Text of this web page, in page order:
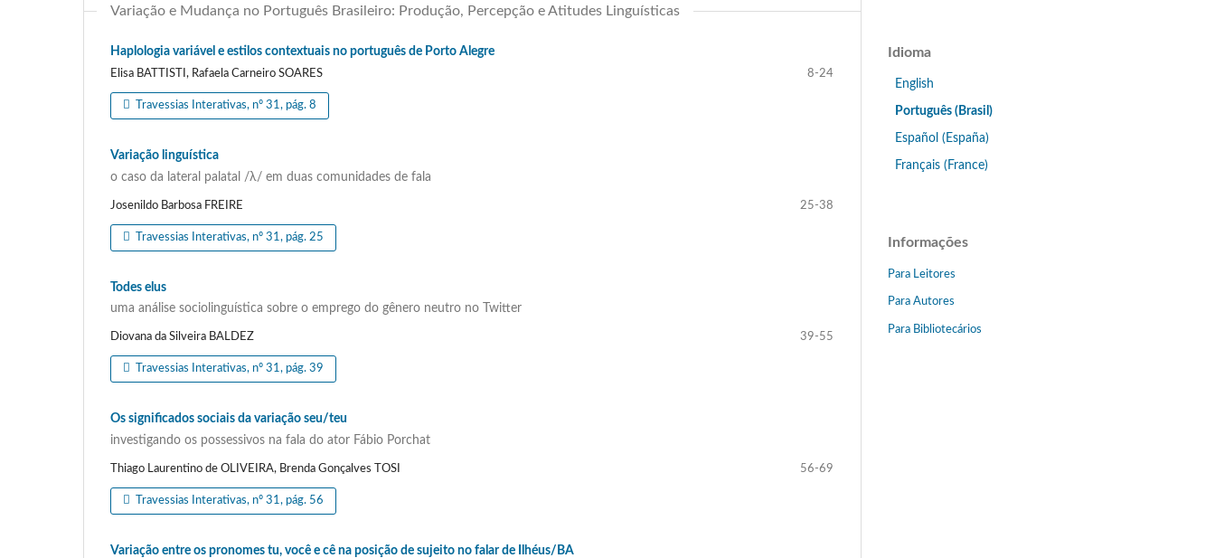
Variação e Mudança no Português Brasileiro: Produção, Percepção e Atitudes Linguísticas
Haplologia variável e estilos contextuais no português de Porto Alegre
Elisa BATTISTI, Rafaela Carneiro SOARES 8-24
Travessias Interativas, nº 31, pág. 8
Variação linguística
o caso da lateral palatal /λ/ em duas comunidades de fala
Josenildo Barbosa FREIRE 25-38
Travessias Interativas, nº 31, pág. 25
Todes elus
uma análise sociolinguística sobre o emprego do gênero neutro no Twitter
Diovana da Silveira BALDEZ 39-55
Travessias Interativas, nº 31, pág. 39
Os significados sociais da variação seu/teu
investigando os possessivos na fala do ator Fábio Porchat
Thiago Laurentino de OLIVEIRA, Brenda Gonçalves TOSI 56-69
Travessias Interativas, nº 31, pág. 56
Variação entre os pronomes tu, você e cê na posição de sujeito no falar de Ilhéus/BA
Idioma
English
Português (Brasil)
Español (España)
Français (France)
Informações
Para Leitores
Para Autores
Para Bibliotecários